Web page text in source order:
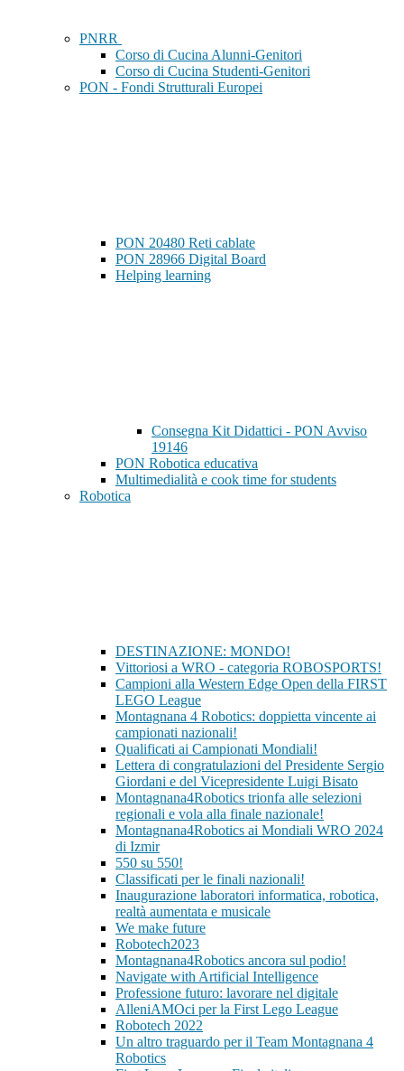
PNRR
Corso di Cucina Alunni-Genitori
Corso di Cucina Studenti-Genitori
PON - Fondi Strutturali Europei
PON 20480 Reti cablate
PON 28966 Digital Board
Helping learning
Consegna Kit Didattici - PON Avviso
19146
PON Robotica educativa
Multimedialità e cook time for students
Robotica
DESTINAZIONE: MONDO!
Vittoriosi a WRO - categoria ROBOSPORTS!
Campioni alla Western Edge Open della FIRST
LEGO League
Montagnana 4 Robotics: doppietta vincente ai
campionati nazionali!
Qualificati ai Campionati Mondiali!
Lettera di congratulazioni del Presidente Sergio
Giordani e del Vicepresidente Luigi Bisato
Montagnana4Robotics trionfa alle selezioni
regionali e vola alla finale nazionale!
Montagnana4Robotics ai Mondiali WRO 2024
di Izmir
550 su 550!
Classificati per le finali nazionali!
Inaugurazione laboratori informatica, robotica,
realtà aumentata e musicale
We make future
Robotech2023
Montagnana4Robotics ancora sul podio!
Navigate with Artificial Intelligence
Professione futuro: lavorare nel digitale
AlleniAMOci per la First Lego League
Robotech 2022
Un altro traguardo per il Team Montagnana 4
Robotics